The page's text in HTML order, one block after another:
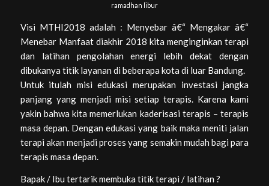
ramadhan libur
Visi MTHI2018 adalah : Menyebar â€“ Mengakar â€“
Menebar Manfaat diakhir 2018 kita menginginkan terapi
dan latihan pengolahan energi lebih dekat dengan
dibukanya titik layanan di beberapa kota di luar Bandung.
Untuk itulah misi edukasi merupakan investasi jangka
panjang yang menjadi misi setiap terapis. Karena kami
yakin bahwa kita memerlukan kaderisasi terapis – terapis
masa depan. Dengan edukasi yang baik maka meniti jalan
terapi akan menjadi proses yang semakin mudah bagi para
terapis masa depan.
Bapak / Ibu tertarik membuka titik terapi / latihan ?